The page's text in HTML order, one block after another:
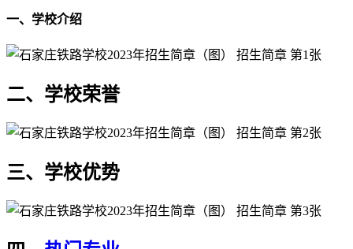
一、学校介绍
二、学校荣誉
三、学校优势